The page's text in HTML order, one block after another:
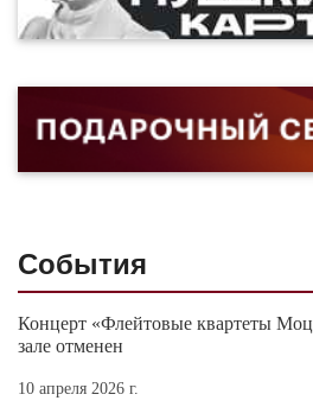
События
Концерт «Флейтовые квартеты
зале отменен
10 апреля 2026 г.